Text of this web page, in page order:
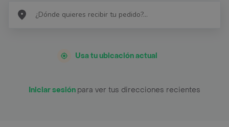
Usa tu ubicación actual
Iniciar sesión para ver tus direcciones recientes